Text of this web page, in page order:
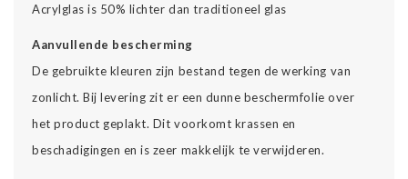
Acrylglas is 50% lichter dan traditioneel glas
Aanvullende bescherming
De gebruikte kleuren zijn bestand tegen de werking van
zonlicht. Bij levering zit er een dunne beschermfolie over
het product geplakt. Dit voorkomt krassen en
beschadigingen en is zeer makkelijk te verwijderen.